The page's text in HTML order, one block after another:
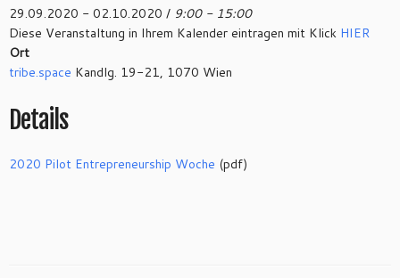
29.09.2020 - 02.10.2020 / 9:00 - 15:00
Diese Veranstaltung in Ihrem Kalender eintragen mit Klick HIER
Ort
tribe.space Kandlg. 19-21, 1070 Wien
Details
2020 Pilot Entrepreneurship Woche (pdf)